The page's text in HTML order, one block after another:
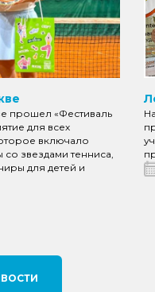
прошел «Фестиваль
для всех
включало
звездами тенниса,
для детей и